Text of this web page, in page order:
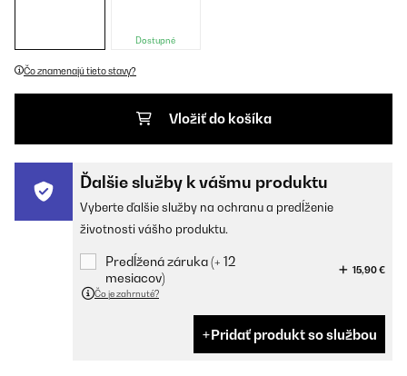
Dostupné
Čo znamenajú tieto stavy?
Vložiť do košíka
Ďalšie služby k vášmu produktu
Vyberte ďalšie služby na ochranu a predĺženie
životnosti vášho produktu.
Predĺžená záruka (+ 12
mesiacov)
15,90 €
Čo je zahrnuté?
Pridať produkt so službou